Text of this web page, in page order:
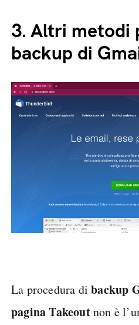
3. Altri metodi
backup di
La procedura dibackup
pagina Takeoutnon è